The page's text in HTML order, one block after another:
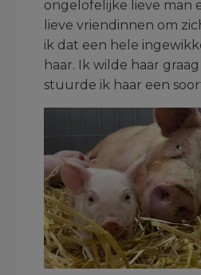
ongelofelijke lieve man
lieve vriendinnen om
ik dat een hele
haar. Ik wilde haar
stuurde ik haar een